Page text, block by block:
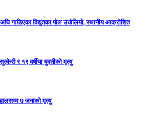
गाडिएका विद्युतका पोल उखेलियो, स्थानीय आक्रोशित
र १९ वर्षीया युवतीको मृत्यु
हालसम्म ७ जनाको मृत्यु